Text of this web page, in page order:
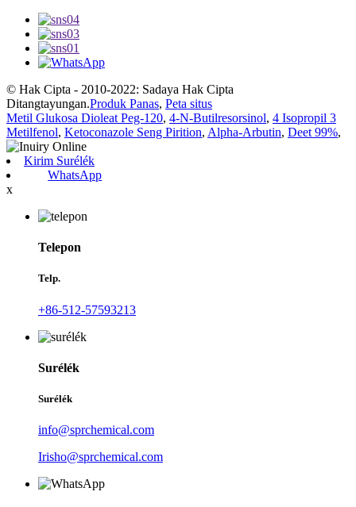
© Hak Cipta - 2010-2022: Sadaya Hak Cipta
Ditangtayungan.Produk Panas, Peta situs
Metil Glukosa Dioleat Peg-120, 4-N-Butilresorsinol, 4 Isopropil 3
Metilfenol, Ketoconazole Seng Pirition, Alpha-Arbutin, Deet 99%,
Kirim Surélék
WhatsApp
x
Telepon
Telp.
+86-512-57593213
Surélék
Surélék
info@sprchemical.com
Irisho@sprchemical.com